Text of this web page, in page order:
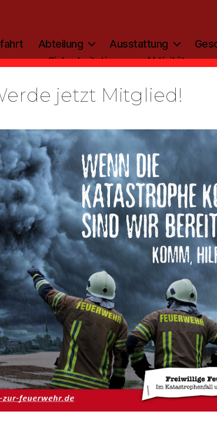
Abteilung Ausstattung
Sicherheitstipp
Aktivitäten
ALLGEMEIN
Beitragsautor
Vonadmin Veröffentlichungsdatum
12. Januar 2017
jetzt Mitglied!